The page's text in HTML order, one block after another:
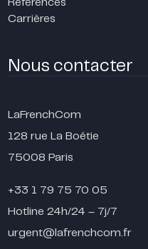
Références
Carrières
Nous contacter
LaFrenchCom
128 rue La Boétie
75008 Paris
+33 1 79 75 70 05
Hotline 24h/24 – 7j/7
urgent@lafrenchcom.fr